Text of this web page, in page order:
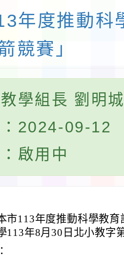
年度推動科
競賽」
學組長 劉明
2024-09-12
啟用中
市113年度推動科學教
113年8月30日北小教字